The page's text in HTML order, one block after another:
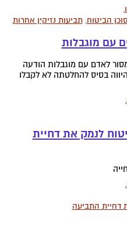
,
סוכן הביטוח,תביעות נזיקין אחרות
לאדם עם מוגבלות הודעה
בסיס להחלטתה לא לקבלו
,
לנמק את דחיית
,
דחיית התביעה